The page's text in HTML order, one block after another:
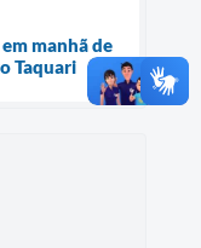
manhã de
Taquari